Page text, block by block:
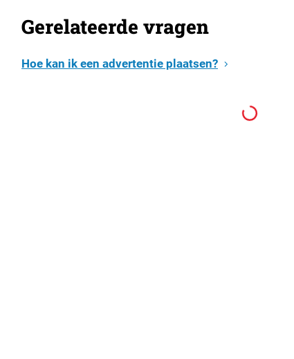
Gerelateerde vragen
Hoe kan ik een advertentie plaatsen?